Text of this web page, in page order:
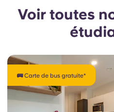
Voir toutes
🚌 Carte de bus gratuite*